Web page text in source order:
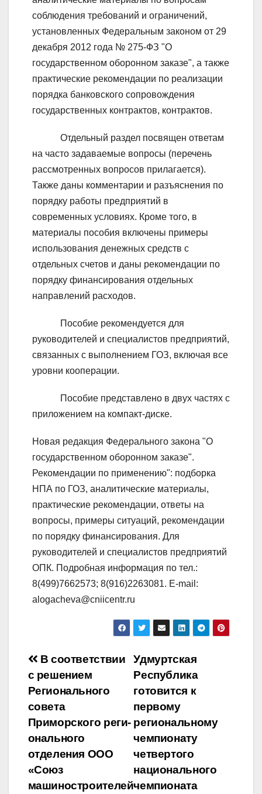
соблюдения требований и ограничений,
установленных Федеральным законом от 29
декабря 2012 года № 275-ФЗ "О
государственном оборонном заказе", а также
практические рекомендации по реализации
порядка банковского сопровождения
государственных контрактов, контрактов.
Отдельный раздел посвящен ответам
на часто задаваемые вопросы (перечень
рассмотренных вопросов прилагается).
Также даны комментарии и разъяснения по
порядку работы предприятий в
современных условиях. Кроме того, в
материалы пособия включены примеры
использования денежных средств с
отдельных счетов и даны рекомендации по
порядку финансирования отдельных
направлений расходов.
Пособие рекомендуется для
руководителей и специалистов предприятий,
связанных с выполнением ГОЗ, включая все
уровни кооперации.
Пособие представлено в двух частях с
приложением на компакт-диске.
Новая редакция Федерального закона "О
государственном оборонном заказе".
Рекомендации по применению": подборка
НПА по ГОЗ, аналитические материалы,
практические рекомендации, ответы на
вопросы, примеры ситуаций, рекомендации
по порядку финансирования. Для
руководителей и специалистов предприятий
ОПК. Подробная информация по тел.:
8(499)7662573; 8(916)2263081. E-mail:
alogacheva@cniicentr.ru
Навигация
по
записям
Удмуртская
Республика
готовится к
первому
региональному
чемпионату
четвертого
национального
чемпионата
В соответствии
с решением
Регионального
совета
Приморского реги-
онального
отделения ООО
«Союз
машиностроителей